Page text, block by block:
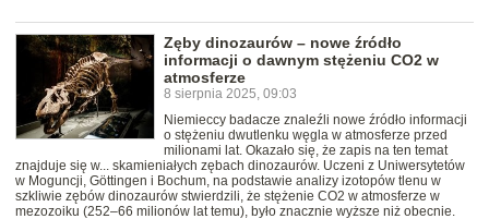
Zęby dinozaurów – nowe źródło
informacji o dawnym stężeniu CO2 w
atmosferze
8 sierpnia 2025, 09:03
Niemieccy badacze znaleźli nowe źródło informacji
o stężeniu dwutlenku węgla w atmosferze przed
milionami lat. Okazało się, że zapis na ten temat
znajduje się w... skamieniałych zębach dinozaurów. Uczeni z Uniwersytetów
w Moguncji, Göttingen i Bochum, na podstawie analizy izotopów tlenu w
szkliwie zębów dinozaurów stwierdzili, że stężenie CO2 w atmosferze w
mezozoiku (252–66 milionów lat temu), było znacznie wyższe niż obecnie.